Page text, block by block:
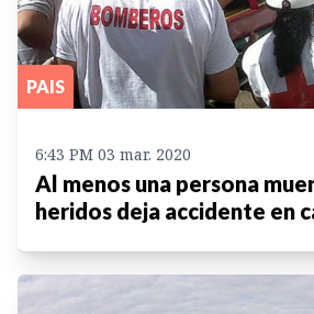
PAIS
6:43 PM 03 mar. 2020
Al menos una persona
heridos deja accidente en